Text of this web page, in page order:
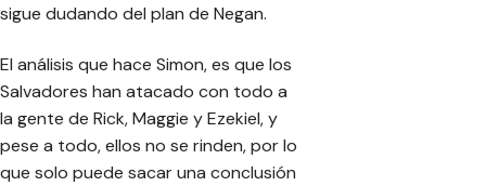
sigue dudando del plan de Negan.
El análisis que hace Simon, es que los
Salvadores han atacado con todo a
la gente de Rick, Maggie y Ezekiel, y
pese a todo, ellos no se rinden, por lo
que solo puede sacar una conclusión